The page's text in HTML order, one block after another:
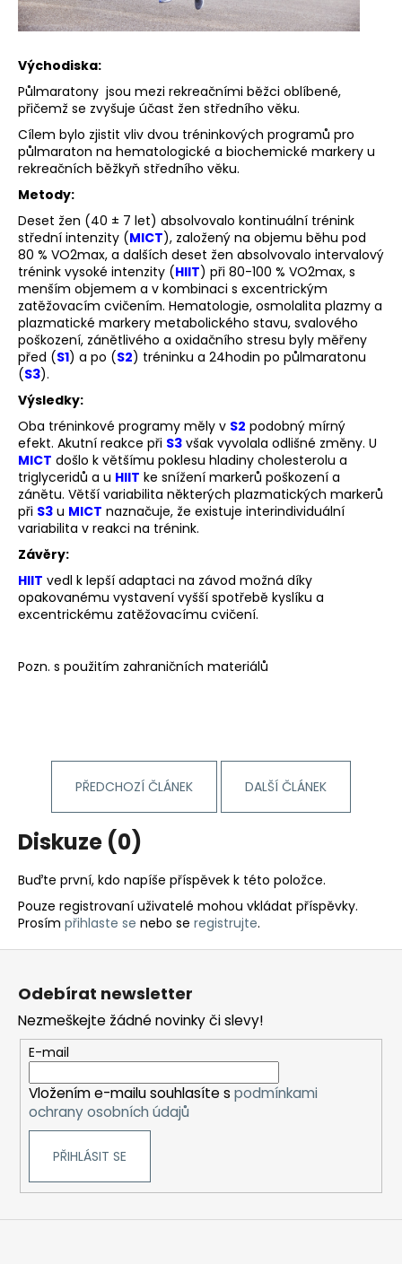
Východiska:
Půlmaratony jsou mezi rekreačními běžci oblíbené,
přičemž se zvyšuje účast žen středního věku.
Cílem bylo zjistit vliv dvou tréninkových programů pro
půlmaraton na hematologické a biochemické markery u
rekreačních běžkyň středního věku.
Metody:
Deset žen (40 ± 7 let) absolvovalo kontinuální trénink
střední intenzity (MICT), založený na objemu běhu pod
80 % VO2max, a dalších deset žen absolvovalo intervalový
trénink vysoké intenzity (HIIT) při 80-100 % VO2max, s
menším objemem a v kombinaci s excentrickým
zatěžovacím cvičením. Hematologie, osmolalita plazmy a
plazmatické markery metabolického stavu, svalového
poškození, zánětlivého a oxidačního stresu byly měřeny
před (S1) a po (S2) tréninku a 24hodin po půlmaratonu
(S3).
Výsledky:
Oba tréninkové programy měly v S2 podobný mírný
efekt. Akutní reakce při S3 však vyvolala odlišné změny. U
MICT došlo k většímu poklesu hladiny cholesterolu a
triglyceridů a u HIIT ke snížení markerů poškození a
zánětu. Větší variabilita některých plazmatických markerů
při S3 u MICT naznačuje, že existuje interindividuální
variabilita v reakci na trénink.
Závěry:
HIIT vedl k lepší adaptaci na závod možná díky
opakovanému vystavení vyšší spotřebě kyslíku a
excentrickému zatěžovacímu cvičení.
Pozn. s použitím zahraničních materiálů
PŘEDCHOZÍ ČLÁNEK DALŠÍ ČLÁNEK
Diskuze (0)
Buďte první, kdo napíše příspěvek k této položce.
Pouze registrovaní uživatelé mohou vkládat příspěvky.
Prosím přihlaste se nebo se registrujte.
r
č
u
j
e
m
e
BĚŽECKÁ
OBUV
JOMA
RASE
2611
1
999
Kč
Původně:
2
649
Kč
Odebírat newsletter
Nezmeškejte žádné novinky či slevy!
E-mail
Vložením e-mailu souhlasíte s podmínkami
ochrany osobních údajů
PŘIHLÁSIT SE